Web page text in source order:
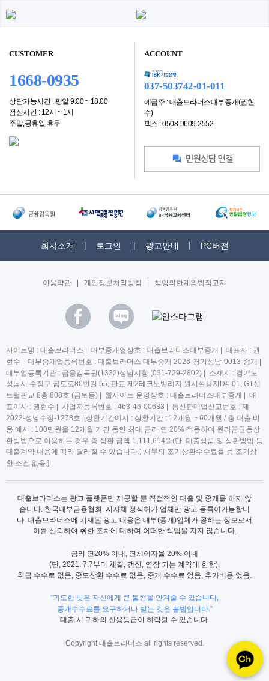
CUSTOMER
1668-0935
상담가능시간 : 평일 9:00 ~ 18:00
점심시간 : 12시 ~ 1시
주말,공휴일 휴무
ACCOUNT
037-503742-01-011
예금주 : 대출브라더스대부중개(권현
수)
팩스 : 0508-9609-2552
회사소개 로그인 광고안내 PC버전
이용약관 개인정보처리방침 책임의한계와법적고지
사이트명 : 대출브라더스 | 대부중개업상호 : 대출브라더스대부중개 | 대표자 : 권
현수 | 대부중개업등록번호 : 대출브라더스 대부중개 2026-경기성남-0013-중개 |
대부업등록기관 : 금융감독원(1332)성남시청 (031-729-2802) | 소재지 : 경기도
성남시 수정구 금토로80번길 55, 판교 제2테크노밸리지 원시설용지D4-01, GT센
트럴판교 8층 808호 (금토동) | 웹사이트 운영상호 : 대출브라더스대부중개 | 대
표이사 : 권현수 | 사업자등록번호 : 463-46-00683 | 통신판매업신고번호 : 제
2022-성남수정-1278호 [상환기간예시 : 상환기간 : 12개월 ~ 60개월 / 총 대출 비
용 예시 : 100만원을 12개월 기간 동안 최대 금리 연 20% 적용하여 원리금균등상
환방법으로 이용하는 경우 총 상환 금액 1,111,614원(단, 대출상품 및 상환방법 등
대출계약 내용에 따라 달라질 수 있습니다.) 채무의 조기상환수수료율 등 조기상
환 조건 없음.]
대출브라더스는 광고 플랫폼만 제공할 뿐 직접적인 대출 및 중개를 하지 않
습니다. 한국대부금융협회, 지자체 정식허가 업체만 광고 등록이가능합니
다. 대출브라더스에 기재된 광고 내용은 대부(중개)업체가 공하는 정보로서
이를 신뢰하여 취한 조치에 대하여 어떠한 책임을 지지 않습니다.
금리 연20% 이내, 연체이자율 20% 이내
(단, 2021. 7.7부터 체결, 갱신, 연장 되는 계약에 한함),
취급 수수로 없음, 중도상환 수수료 없음, 중개 수수료 없음, 추가비용 없음.
“과도한 빚은 자신에게 큰 불행을 안겨줄 수 있습니다,
중개수수료를 요구하거나 받는 것은 불법입니다.”
대출 시 귀하의 신용등급이 하락할 수 있습니다.
Copyright 대출브라더스 all rights reserved.